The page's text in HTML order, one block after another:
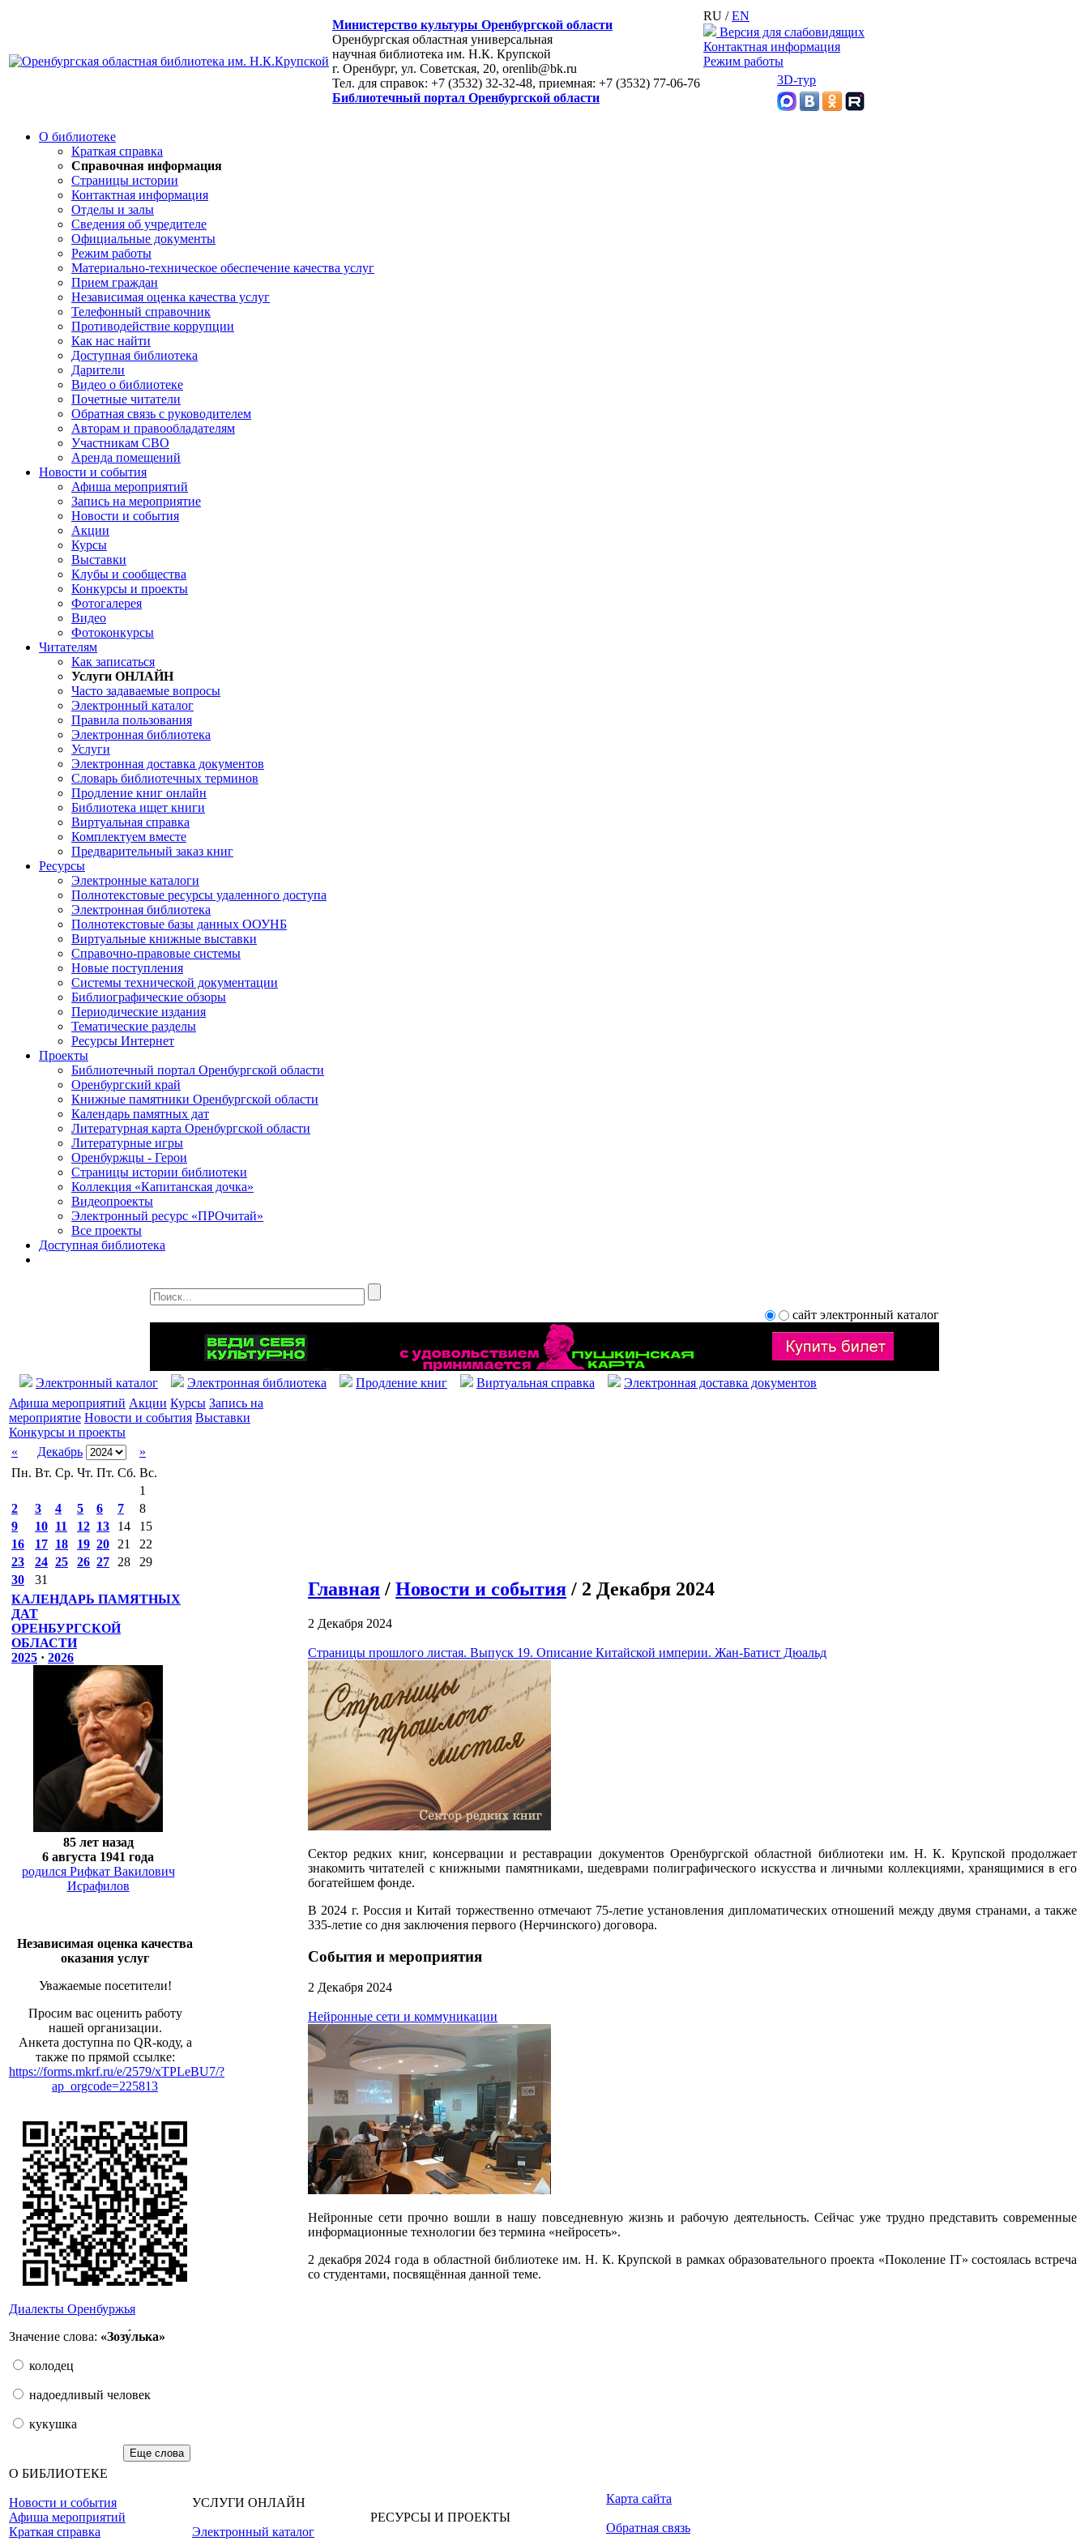
Министерство культуры Оренбургской области
Оренбургская областная универсальная
научная библиотека им. Н.К. Крупской
г. Оренбург, ул. Советская, 20, orenlib@bk.ru
Тел. для справок: +7 (3532) 32-32-48, приемная: +7 (3532) 77-06-76
Библиотечный портал Оренбургской области
RU /EN
Версия для слабовидящих
Контактная информация
Режим работы
3D-тур
О библиотеке
Краткая справка
Справочная информация
Страницы истории
Контактная информация
Отделы и залы
Сведения об учредителе
Официальные документы
Режим работы
Материально-техническое обеспечение качества услуг
Прием граждан
Независимая оценка качества услуг
Телефонный справочник
Противодействие коррупции
Как нас найти
Доступная библиотека
Дарители
Видео о библиотеке
Почетные читатели
Обратная связь с руководителем
Авторам и правообладателям
Участникам СВО
Аренда помещений
Новости и события
Афиша мероприятий
Запись на мероприятие
Новости и события
Акции
Курсы
Выставки
Клубы и сообщества
Конкурсы и проекты
Фотогалерея
Видео
Фотоконкурсы
Читателям
Как записаться
Услуги ОНЛАЙН
Часто задаваемые вопросы
Электронный каталог
Правила пользования
Электронная библиотека
Услуги
Электронная доставка документов
Словарь библиотечных терминов
Продление книг онлайн
Библиотека ищет книги
Виртуальная справка
Комплектуем вместе
Предварительный заказ книг
Ресурсы
Электронные каталоги
Полнотекстовые ресурсы удаленного доступа
Электронная библиотека
Полнотекстовые базы данных ООУНБ
Виртуальные книжные выставки
Справочно-правовые системы
Новые поступления
Cистемы технической документации
Библиографические обзоры
Периодические издания
Тематические разделы
Ресурсы Интернет
Проекты
Библиотечный портал Оренбургской области
Оренбургский край
Книжные памятники Оренбургской области
Календарь памятных дат
Литературная карта Оренбургской области
Литературные игры
Оренбуржцы - Герои
Страницы истории библиотеки
Коллекция «Капитанская дочка»
Видеопроекты
Электронный ресурс «ПРОчитай»
Все проекты
Доступная библиотека
сайт электронный каталог
Электронный каталог Электронная библиотека Продление книг Виртуальная справка
Электронная доставка документов
Афиша мероприятий Акции Курсы Запись на
мероприятие Новости и события Выставки
Конкурсы и проекты
«
Декабрь
»
Пн. Вт. Ср. Чт. Пт. Сб. Вс.
1
2
3 4 5 6 7
8
9
10 11 12 13 14
15
16
17 18 19 20 21
22
23
24 25 26 27 28
29
30
31
КАЛЕНДАРЬ ПАМЯТНЫХ
ДАТ
ОРЕНБУРГСКОЙ
ОБЛАСТИ
2025 · 2026
85 лет назад
6 августа 1941 года
родился Рифкат Вакилович
Исрафилов
Независимая оценка качества
оказания услуг
Уважаемые посетители!
Просим вас оценить работу
нашей организации.
Анкета доступна по QR-коду, а
также по прямой ссылке:
https://forms.mkrf.ru/e/2579/xTPLeBU7/?
ap_orgcode=225813
Диалекты Оренбуржья
Значение слова: «Зозу́лька»
колодец
надоедливый человек
кукушка
Еще слова
Главная / Новости и события / 2 Декабря 2024
2 Декабря 2024
Страницы прошлого листая. Выпуск 19. Описание Китайской империи. Жан-Батист Дюальд
Сектор редких книг, консервации и реставрации документов Оренбургской областной библиотеки им. Н. К. Крупской продолжает
знакомить читателей с книжными памятниками, шедеврами полиграфического искусства и личными коллекциями, хранящимися в его
богатейшем фонде.
В 2024 г. Россия и Китай торжественно отмечают 75-летие установления дипломатических отношений между двумя странами, а также
335-летие со дня заключения первого (Нерчинского) договора.
События и мероприятия
2 Декабря 2024
Нейронные сети и коммуникации
Нейронные сети прочно вошли в нашу повседневную жизнь и рабочую деятельность. Сейчас уже трудно представить современные
информационные технологии без термина «нейросеть».
2 декабря 2024 года в областной библиотеке им. Н. К. Крупской в рамках образовательного проекта «Поколение IT» состоялась встреча
со студентами, посвящённая данной теме.
О БИБЛИОТЕКЕ
Новости и события
Афиша мероприятий
Краткая справка
УСЛУГИ ОНЛАЙН
Электронный каталог
РЕСУРСЫ И ПРОЕКТЫ
Карта сайта
Обратная связь